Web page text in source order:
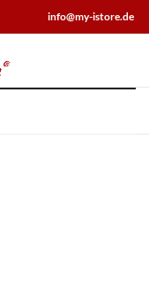
info@my-istore.de